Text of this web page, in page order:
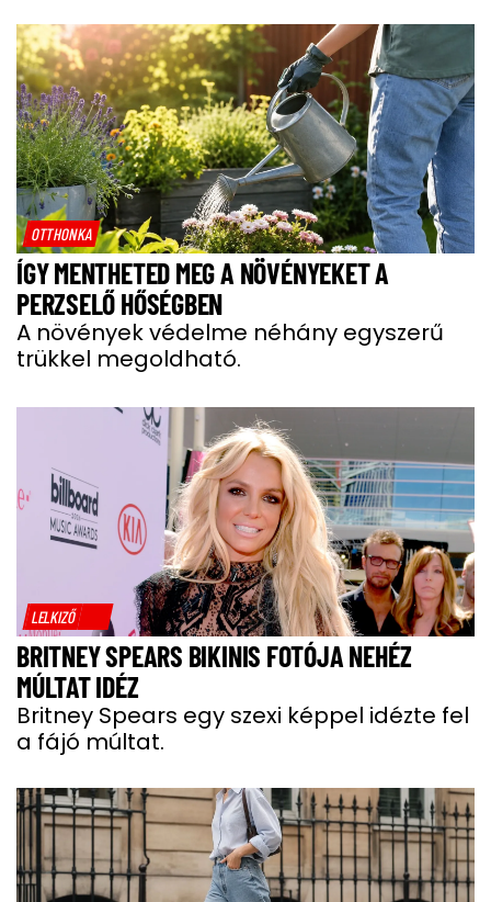
OTTHONKA
ÍGY MENTHETED MEG A NÖVÉNYEKET A
PERZSELŐ HŐSÉGBEN
A növények védelme néhány egyszerű
trükkel megoldható.
LELKIZŐ
BRITNEY SPEARS BIKINIS FOTÓJA NEHÉZ
MÚLTAT IDÉZ
Britney Spears egy szexi képpel idézte fel
a fájó múltat.